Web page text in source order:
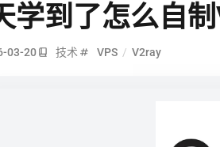
学到了怎么自
03-20 技术 VPS / V2ray